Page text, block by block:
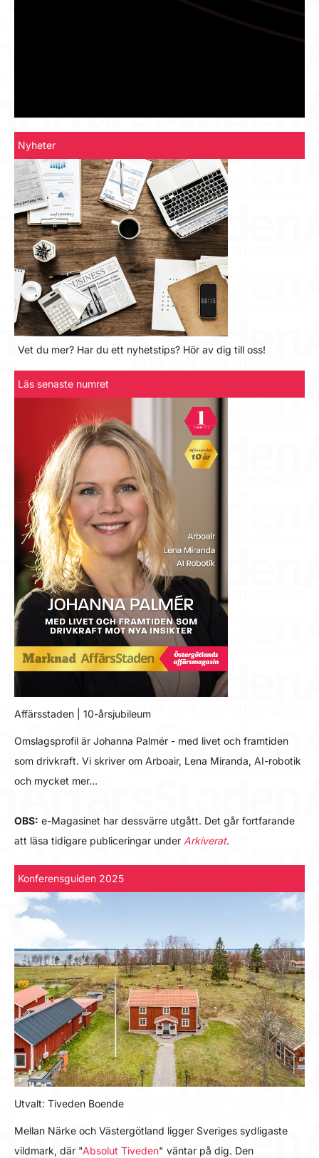
Nyheter
Vet du mer? Har du ett nyhetstips? Hör av dig till oss!
Läs senaste numret
Affärsstaden | 10-årsjubileum
Omslagsprofil är Johanna Palmér - med livet och framtiden
som drivkraft. Vi skriver om Arboair, Lena Miranda, AI-robotik
och mycket mer…
OBS: e-Magasinet har dessvärre utgått. Det går fortfarande
att läsa tidigare publiceringar under Arkiverat.
Konferensguiden 2025
Utvalt: Tiveden Boende
Mellan Närke och Västergötland ligger Sveriges sydligaste
vildmark, där "Absolut Tiveden" väntar på dig. Den